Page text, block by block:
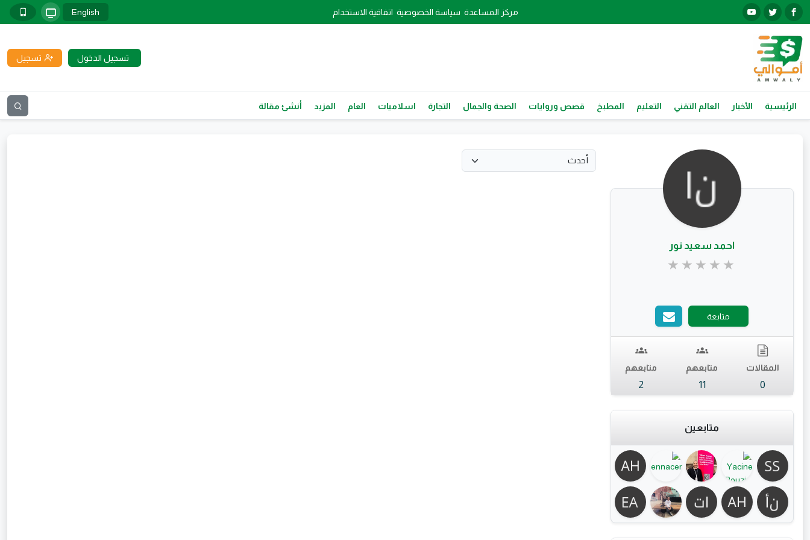
مركز المساعدة سياسة الخصوصية اتفاقية الاستخدام English
تسجيل الدخول تسجيل
الرئيسية الأخبار العالم التقني التعليم المطبخ قصص وروايات الصحة والجمال التجارة اسلاميات العام المزيد أنشئ مقالة
احمد سعيد نور
متابعة
المقالات
0
متابعهم
11
متابعهم
2
متابعين